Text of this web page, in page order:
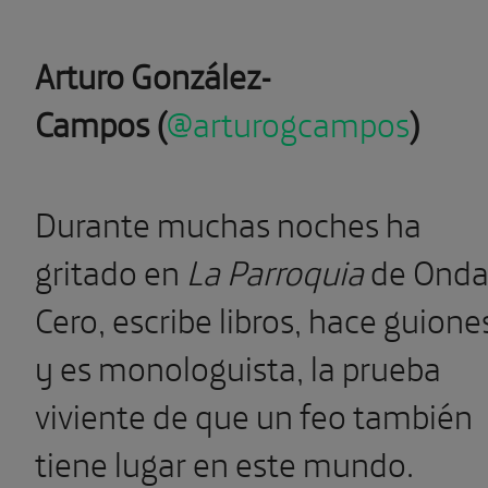
Arturo González-
Campos(@arturogcampos)
Durante muchas noches ha
gritado en La Parroquiade Onda
Cero, escribe libros, hace
y es monologuista, la prueba
viviente de que un feo también
tiene lugar en este mundo.